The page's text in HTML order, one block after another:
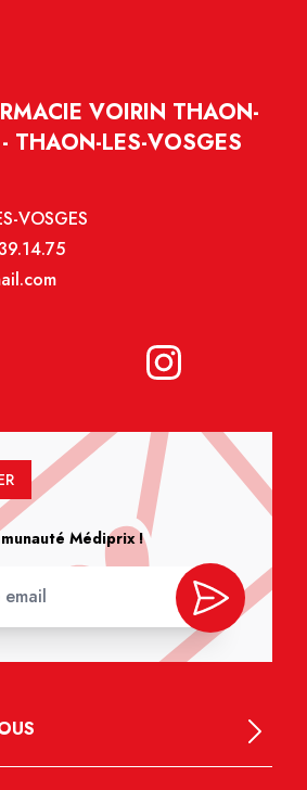
VOIRIN THAON-
THAON-LES-VOSGES
VOSGES
Médiprix !